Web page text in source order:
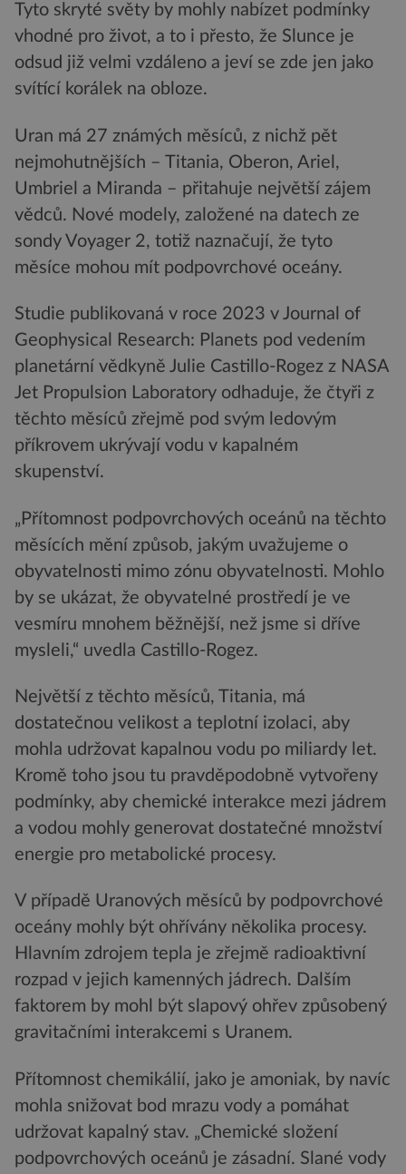
Tyto skryté světy by mohly nabízet podmínky
vhodné pro život, a to i přesto, že Slunce je
odsud již velmi vzdáleno a jeví se zde jen jako
svítící korálek na obloze.
Uran má 27 známých měsíců, z nichž pět
nejmohutnějších – Titania, Oberon, Ariel,
Umbriel a Miranda – přitahuje největší zájem
vědců. Nové modely, založené na datech ze
sondy Voyager 2, totiž naznačují, že tyto
měsíce mohou mít podpovrchové oceány.
Studie publikovaná v roce 2023 v Journal of
Geophysical Research: Planets pod vedením
planetární vědkyně Julie Castillo-Rogez z NASA
Jet Propulsion Laboratory odhaduje, že čtyři z
těchto měsíců zřejmě pod svým ledovým
příkrovem ukrývají vodu v kapalném
skupenství.
„Přítomnost podpovrchových oceánů na těchto
měsících mění způsob, jakým uvažujeme o
obyvatelnosti mimo zónu obyvatelnosti. Mohlo
by se ukázat, že obyvatelné prostředí je ve
vesmíru mnohem běžnější, než jsme si dříve
mysleli,“ uvedla Castillo-Rogez.
Největší z těchto měsíců, Titania, má
dostatečnou velikost a teplotní izolaci, aby
mohla udržovat kapalnou vodu po miliardy let.
Kromě toho jsou tu pravděpodobně vytvořeny
podmínky, aby chemické interakce mezi jádrem
a vodou mohly generovat dostatečné množství
energie pro metabolické procesy.
V případě Uranových měsíců by podpovrchové
oceány mohly být ohřívány několika procesy.
Hlavním zdrojem tepla je zřejmě radioaktivní
rozpad v jejich kamenných jádrech. Dalším
faktorem by mohl být slapový ohřev způsobený
gravitačními interakcemi s Uranem.
Přítomnost chemikálií, jako je amoniak, by navíc
mohla snižovat bod mrazu vody a pomáhat
udržovat kapalný stav. „Chemické složení
podpovrchových oceánů je zásadní. Slané vody